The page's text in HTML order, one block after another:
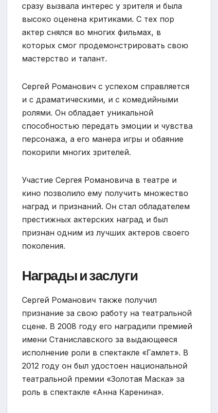
сразу вызвала интерес у зрителя и была
высоко оценена критиками. С тех пор
актер снялся во многих фильмах, в
которых смог продемонстрировать свою
мастерство и талант.
Сергей Романович с успехом справляется
и с драматическими, и с комедийными
ролями. Он обладает уникальной
способностью передать эмоции и чувства
персонажа, а его манера игры и обаяние
покорили многих зрителей.
Участие Сергея Романовича в театре и
кино позволило ему получить множество
наград и признаний. Он стал обладателем
престижных актерских наград и был
признан одним из лучших актеров своего
поколения.
Награды и заслуги
Сергей Романович также получил
признание за свою работу на театральной
сцене. В 2008 году его наградили премией
имени Станиславского за выдающееся
исполнение роли в спектакле «Гамлет». В
2012 году он был удостоен национальной
театральной премии «Золотая Маска» за
роль в спектакле «Анна Каренина».